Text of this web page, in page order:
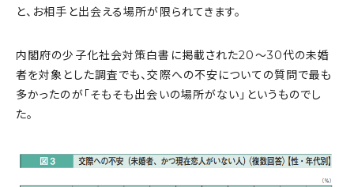
と、お相手と出会える場所が限られてきます。
内閣府の少子化社会対策白書に掲載された20〜30代の未婚
者を対象とした調査でも、交際への不安についての質問で最も
多かったのが「そもそも出会いの場所がない」というものでし
た。